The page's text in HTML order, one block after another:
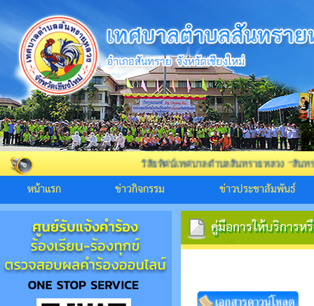
วิสัยทัศน์เทศบาลตำบลสันทรายหลวง "สันทรายสังคม
หน้าแรก ข่าวกิจกรรม ข่าวประชาสัมพันธ์
คู่มือการให้บริการ
คู่มือการให้บริการ